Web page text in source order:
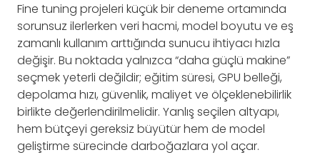
Fine tuning projeleri küçük bir deneme ortamında
sorunsuz ilerlerken veri hacmi, model boyutu ve eş
zamanlı kullanım arttığında sunucu ihtiyacı hızla
değişir. Bu noktada yalnızca “daha güçlü makine”
seçmek yeterli değildir; eğitim süresi, GPU belleği,
depolama hızı, güvenlik, maliyet ve ölçeklenebilirlik
birlikte değerlendirilmelidir. Yanlış seçilen altyapı,
hem bütçeyi gereksiz büyütür hem de model
geliştirme sürecinde darboğazlara yol açar.